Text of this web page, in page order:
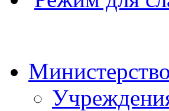
Министерство